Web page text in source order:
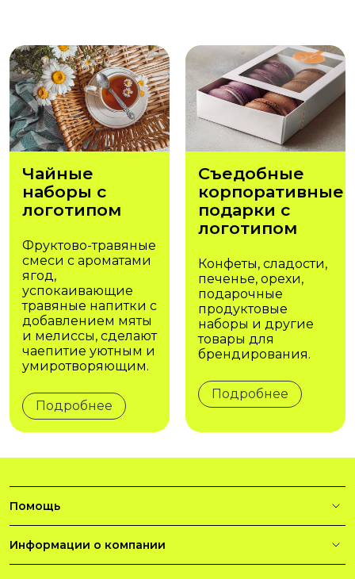
Чайные
наборы с
логотипом
Фруктово-травяные
смеси с ароматами
ягод,
успокаивающие
травяные напитки с
добавлением мяты
и мелиссы, сделают
чаепитие уютным и
умиротворяющим.
Подробнее
Съедобные
корпоративные
подарки с
логотипом
Конфеты, сладости,
печенье, орехи,
подарочные
продуктовые
наборы и другие
товары для
брендирования.
Подробнее
Помощь
Информации о компании